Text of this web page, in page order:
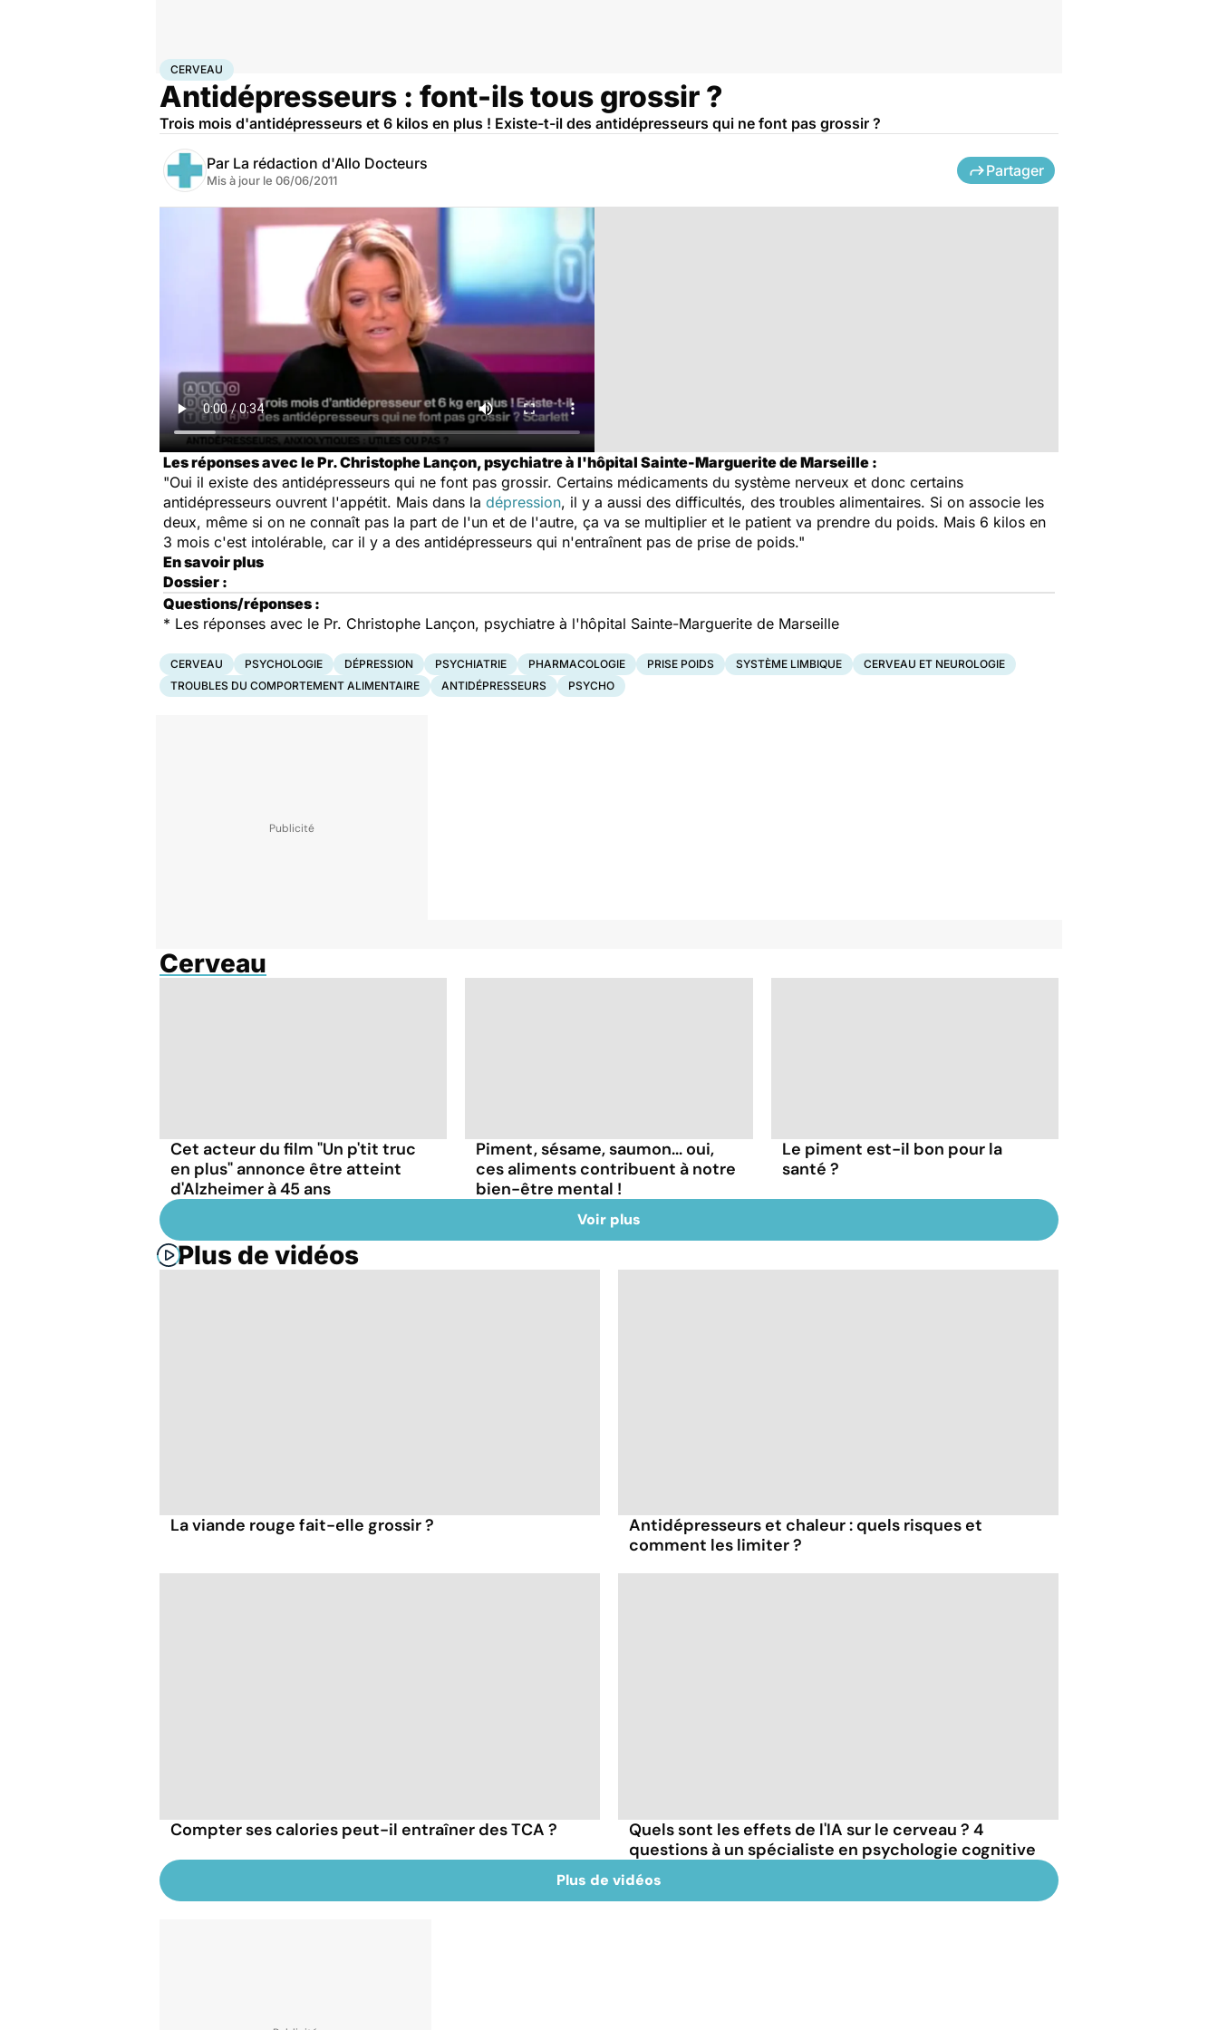
AccueilBien-être
CERVEAU
Antidépresseurs : font-ils tous grossir ?
Trois mois d'antidépresseurs et 6 kilos en plus ! Existe-t-il des antidépresseurs qui ne font pas grossir ?
Par La rédaction d'Allo Docteurs
Mis à jour le 06/06/2011
Partager
Les réponses avec le Pr. Christophe Lançon, psychiatre à l'hôpital Sainte-Marguerite de Marseille :
"Oui il existe des antidépresseurs qui ne font pas grossir. Certains médicaments du système nerveux et donc certains
antidépresseurs ouvrent l'appétit. Mais dans la dépression, il y a aussi des difficultés, des troubles alimentaires. Si on associe les
deux, même si on ne connaît pas la part de l'un et de l'autre, ça va se multiplier et le patient va prendre du poids. Mais 6 kilos en
3 mois c'est intolérable, car il y a des antidépresseurs qui n'entraînent pas de prise de poids."
En savoir plus
Dossier :
Questions/réponses :
* Les réponses avec le Pr. Christophe Lançon, psychiatre à l'hôpital Sainte-Marguerite de Marseille
CERVEAU PSYCHOLOGIE DÉPRESSION PSYCHIATRIE PHARMACOLOGIE PRISE POIDS SYSTÈME LIMBIQUE
CERVEAU ET NEUROLOGIE
TROUBLES DU COMPORTEMENT ALIMENTAIRE
ANTIDÉPRESSEURS PSYCHO
Cerveau
Cet acteur du film "Un p'tit truc
en plus" annonce être atteint
d'Alzheimer à 45 ans
Piment, sésame, saumon... oui,
ces aliments contribuent à notre
bien-être mental !
Le piment est-il bon pour la
santé ?
Voir plus
Plus de vidéos
La viande rouge fait-elle grossir ?
Antidépresseurs et chaleur : quels risques et
comment les limiter ?
Compter ses calories peut-il entraîner des TCA ?
Quels sont les effets de l'IA sur le cerveau ? 4
questions à un spécialiste en psychologie cognitive
Plus de vidéos